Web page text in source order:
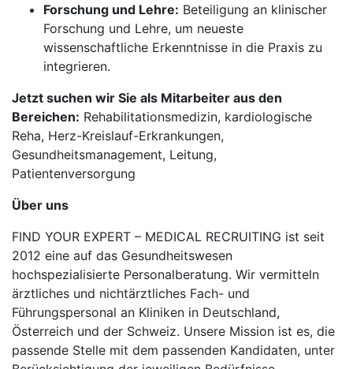
Forschung und Lehre: Beteiligung an klinischer
Forschung und Lehre, um neueste
wissenschaftliche Erkenntnisse in die Praxis zu
integrieren.
Jetzt suchen wir Sie als Mitarbeiter aus den
Bereichen: Rehabilitationsmedizin, kardiologische
Reha, Herz-Kreislauf-Erkrankungen,
Gesundheitsmanagement, Leitung,
Patientenversorgung
Über uns
FIND YOUR EXPERT – MEDICAL RECRUITING ist seit
2012 eine auf das Gesundheitswesen
hochspezialisierte Personalberatung. Wir vermitteln
ärztliches und nichtärztliches Fach- und
Führungspersonal an Kliniken in Deutschland,
Österreich und der Schweiz. Unsere Mission ist es, die
passende Stelle mit dem passenden Kandidaten, unter